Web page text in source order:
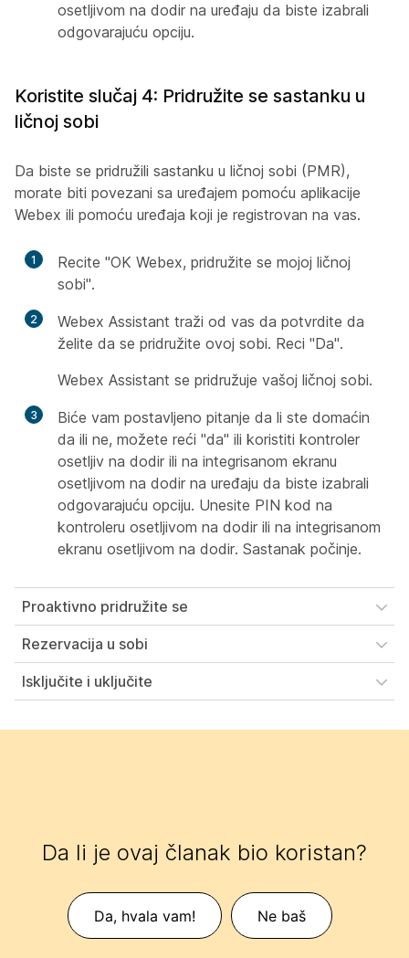
osetljivom na dodir na uređaju da biste izabrali
odgovarajuću opciju.
Koristite slučaj 4: Pridružite se sastanku u
ličnoj sobi
Da biste se pridružili sastanku u ličnoj sobi (PMR),
morate biti povezani sa uređajem pomoću aplikacije
Webex ili pomoću uređaja koji je registrovan na vas.
1
Recite "OK Webex, pridružite se mojoj ličnoj
sobi".
2
Webex Assistant traži od vas da potvrdite da
želite da se pridružite ovoj sobi. Reci "Da".
Webex Assistant se pridružuje vašoj ličnoj sobi.
3
Biće vam postavljeno pitanje da li ste domaćin
da ili ne, možete reći "da" ili koristiti kontroler
osetljiv na dodir ili na integrisanom ekranu
osetljivom na dodir na uređaju da biste izabrali
odgovarajuću opciju. Unesite PIN kod na
kontroleru osetljivom na dodir ili na integrisanom
ekranu osetljivom na dodir. Sastanak počinje.
Proaktivno pridružite se
Rezervacija u sobi
Isključite i uključite
Da li je ovaj članak bio koristan?
Da, hvala vam! Ne baš